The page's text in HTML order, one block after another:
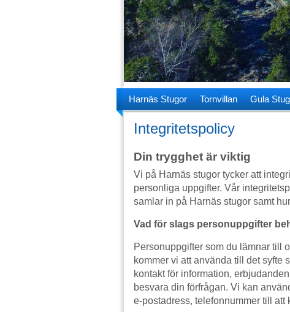
Harnäs Stugor Tornvillan Gula
Integritetspolicy
Din trygghet är viktig
Vi på Harnäs stugor tycker att
personliga uppgifter. Vår
samlar in på Harnäs stugor samt
Vad för slags personuppgifter
Personuppgifter som du lämnar till
kommer vi att använda till det syfte
kontakt för information,
besvara din förfrågan. Vi kan
e-postadress, telefonnummer till att